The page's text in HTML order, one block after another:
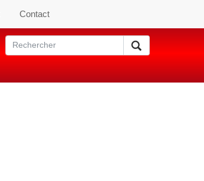
Contact